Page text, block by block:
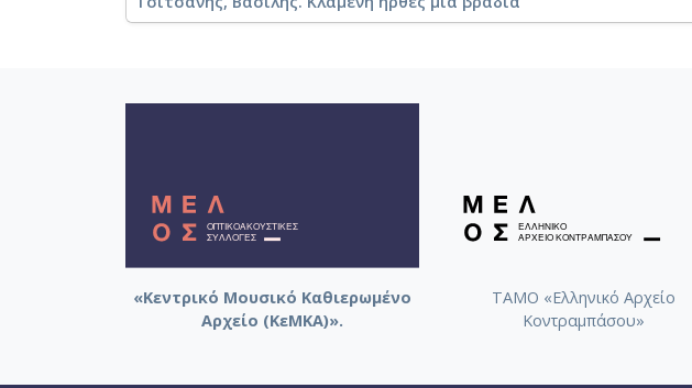
«Κεντρικό Μουσικό Καθιερωμένο
Αρχείο (ΚεΜΚΑ)».
ΤΑΜΟ «Ελληνικό Αρχείο
Κοντραμπάσου»